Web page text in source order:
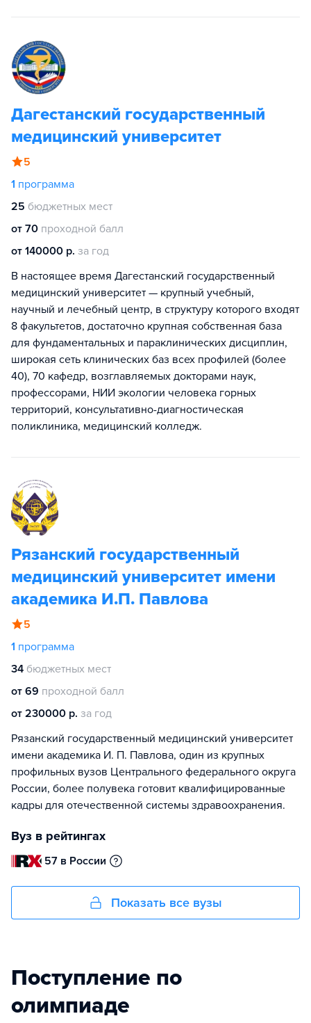
Дагестанский государственный
медицинский университет
5
1 программа
25 бюджетных мест
от 70 проходной балл
от 140000 р. за год
В настоящее время Дагестанский государственный
медицинский университет — крупный учебный,
научный и лечебный центр, в структуру которого входят
8 факультетов, достаточно крупная собственная база
для фундаментальных и параклинических дисциплин,
широкая сеть клинических баз всех профилей (более
40), 70 кафедр, возглавляемых докторами наук,
профессорами, НИИ экологии человека горных
территорий, консультативно-диагностическая
поликлиника, медицинский колледж.
Рязанский государственный
медицинский университет имени
академика И.П. Павлова
5
1 программа
34 бюджетных мест
от 69 проходной балл
от 230000 р. за год
Рязанский государственный медицинский университет
имени академика И. П. Павлова, один из крупных
профильных вузов Центрального федерального округа
России, более полувека готовит квалифицированные
кадры для отечественной системы здравоохранения.
Вуз в рейтингах
57 в России
Показать все вузы
Поступление по
олимпиаде